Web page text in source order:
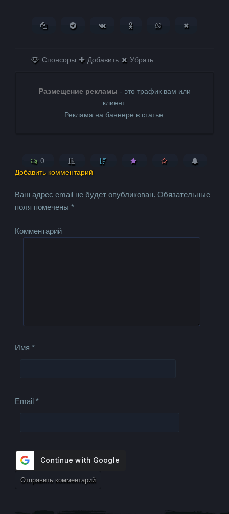
Копировать ссылкуПоделиться в Telegram
Поделиться ВКонтактеПоделиться в
Поделиться в
Спонсоры Добавить Убрать
Размещение рекламы - это трафик вам или
клиент.
Реклама на баннере в статье.
0
Добавить комментарий
Ваш адрес email не будет опубликован. Обязательные
поля помечены*
Комментарий
Имя*
Email*